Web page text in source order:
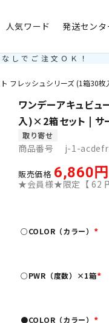
人気ワード 発送センタ
しでご注文ＯＫ！
フレッシュシリーズ (1箱30
ワンデーアキュビュ
入)×2箱セット | サ
取り寄せ
商品番号 j-1-
販売価格 6,860
★会員様★限定【 62
○COLOR（カラー）
)
○PWR（度数）×1箱
)
●COLOR（カラー）